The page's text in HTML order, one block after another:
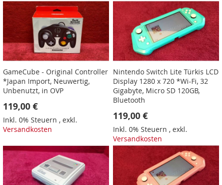
GameCube - Original Controller
*Japan Import, Neuwertig,
Unbenutzt, in OVP
119,00 €
Inkl. 0% Steuern , exkl.
Versandkosten
Nintendo Switch Lite Türkis LCD
Display 1280 x 720 *Wi-Fi, 32
Gigabyte, Micro SD 120GB,
Bluetooth
119,00 €
Inkl. 0% Steuern ,exkl.
Versandkosten